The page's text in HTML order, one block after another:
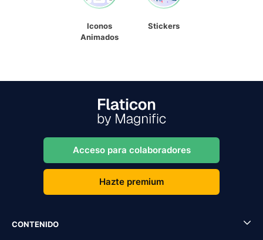
Iconos
Animados
Stickers
Acceso para colaboradores
Hazte premium
CONTENIDO